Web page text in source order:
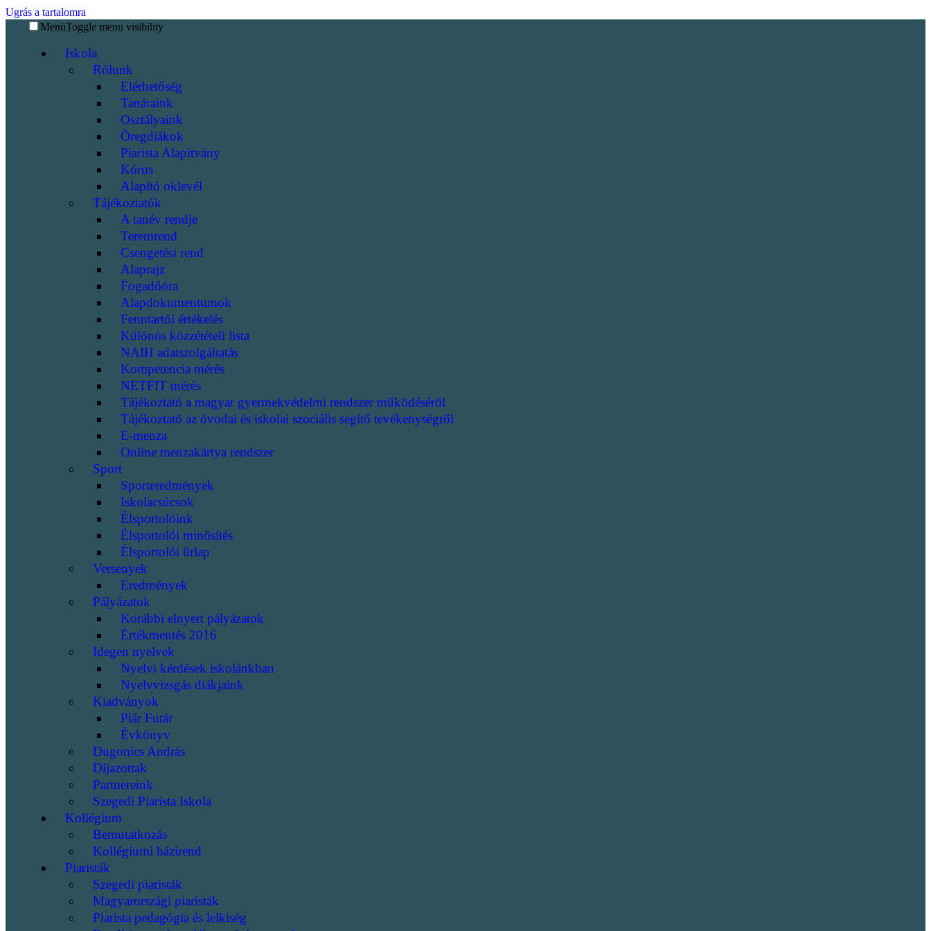
Ugrás a tartalomra
MenüToggle menu visibility
Iskola
Rólunk
Elérhetőség
Tanáraink
Osztályaink
Öregdiákok
Piarista Alapítvány
Kórus
Alapító oklevél
Tájékoztatók
A tanév rendje
Teremrend
Csengetési rend
Alaprajz
Fogadóóra
Alapdokumentumok
Fenntartói értékelés
Különös közzétételi lista
NAIH adatszolgáltatás
Kompetencia mérés
NETFIT mérés
Tájékoztató a magyar gyermekvédelmi rendszer működéséről
Tájékoztató az óvodai és iskolai szociális segítő tevékenységről
E-menza
Online menzakártya rendszer
Sport
Sporteredmények
Iskolacsúcsok
Élsportolóink
Élsportolói minősítés
Élsportolói űrlap
Versenyek
Eredmények
Pályázatok
Korábbi elnyert pályázatok
Értékmentés 2016
Idegen nyelvek
Nyelvi kérdések iskolánkban
Nyelvvizsgás diákjaink
Kiadványok
Piár Futár
Évkönyv
Dugonics András
Díjazottak
Partnereink
Szegedi Piarista Iskola
Kollégium
Bemutatkozás
Kollégiumi házirend
Piaristák
Szegedi piaristák
Magyarországi piaristák
Piarista pedagógia és lelkiség